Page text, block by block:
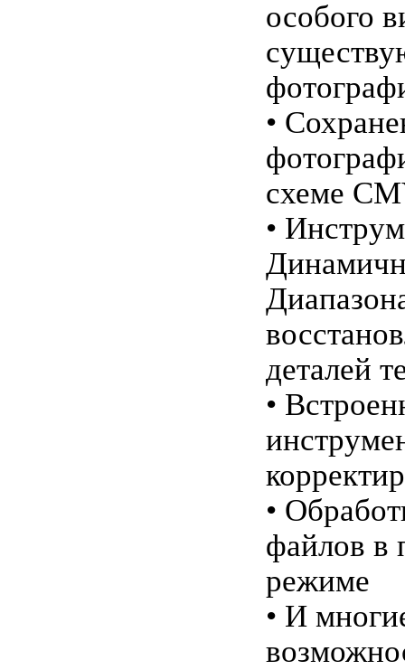
особого
•
схеме
•
деталей
•
•
файлов в
режиме
• И